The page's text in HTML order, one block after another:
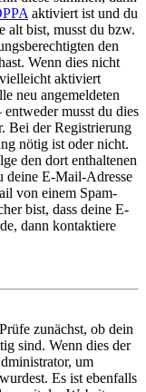
aktiviert ist und du
alt bist, musst du bzw.
den
Wenn dies nicht
aktiviert
neu angemeldeten
musst du dies
Bei der Registrierung
nötig ist oder nicht.
den dort enthaltenen
deine E-Mail-Adresse
von einem Spam-
bist, dass deine E-
dann kontaktiere
zunächst, ob dein
sind. Wenn dies der
um
Es ist ebenfalls